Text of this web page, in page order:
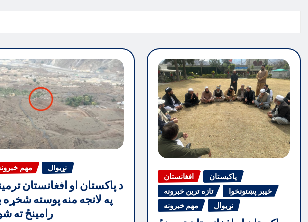
مهم نړیوال
د پاکستان او افغانستان
په لانجه منه پوسته شخړه
رامینځ ته
افغانستان
پاکیستان
تازه ترین خبرونه
خیبر پښتونخوا
مهم خبرونه
نړیوال